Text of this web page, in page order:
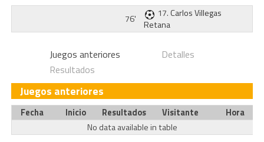
76' 17.Carlos Villegas
Retana
Juegos anteriores
Detalles
Resultados
Juegos anteriores
Fecha Inicio Resultados Visitante
Hora
No data available in table